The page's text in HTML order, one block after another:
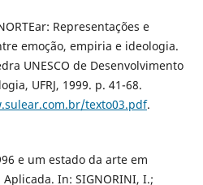
Representações e
emoção, empiria e ideologia.
UNESCO de Desenvolvimento
UFRJ, 1999. p. 41-68.
texto03.pdf.
e um estado da arte em
In: SIGNORINI, I.;